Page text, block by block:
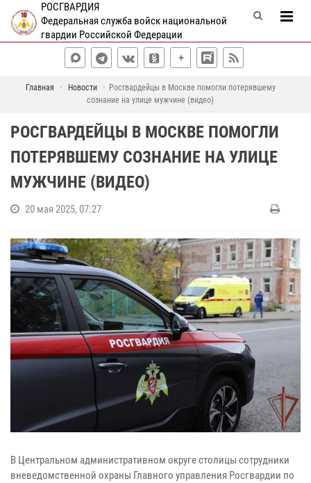
РОСГВАРДИЯ
Федеральная служба войск национальной
гвардии Российской Федерации
Главная Новости
Росгвардейцы в Москве помогли потерявшему
сознание на улице мужчине (видео)
РОСГВАРДЕЙЦЫ В МОСКВЕ ПОМОГЛИ
ПОТЕРЯВШЕМУ СОЗНАНИЕ НА УЛИЦЕ
МУЖЧИНЕ (ВИДЕО)
20 мая 2025, 07:27
В Центральном административном округе столицы сотрудники
вневедомственной охраны Главного управления Росгвардии по